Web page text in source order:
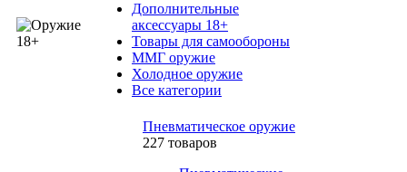
Дополнительные
аксессуары 18+
Товары для самообороны
ММГ оружие
Холодное оружие
Все категории
Пневматическое оружие
227 товаров